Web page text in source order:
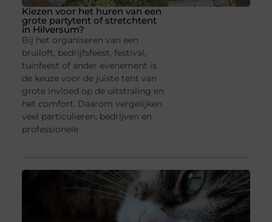
Kiezen voor het huren van een
grote partytent of stretchtent
in Hilversum?
Bij het organiseren van een
bruiloft, bedrijfsfeest, festival,
tuinfeest of ander evenement is
de keuze voor de juiste tent van
grote invloed op de uitstraling en
het comfort. Daarom vergelijken
veel particulieren, bedrijven en
professionele